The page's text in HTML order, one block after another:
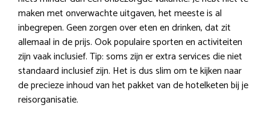
maken met onverwachte uitgaven, het meeste is al
inbegrepen. Geen zorgen over eten en drinken, dat zit
allemaal in de prijs. Ook populaire sporten en activiteiten
zijn vaak inclusief. Tip: soms zijn er extra services die niet
standaard inclusief zijn. Het is dus slim om te kijken naar
de precieze inhoud van het pakket van de hotelketen bij je
reisorganisatie.